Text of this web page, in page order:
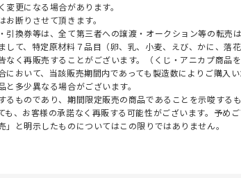
更になる場合があります。
断りさせて頂きます。
換券等は、全て第三者への譲渡・オークション等の転売は
て、特定原材料７品目（卵、乳、小麦、えび、かに、落
く再販売することがございます。（くじ・アニカプ商品を
おいて、当該販売期間内であっても製造数によりご購入い
多少異なる場合がございます。
ものであり、期間限定販売の商品であることを示唆するも
、お客様の承諾なく再販する可能性がございます。予めご
と明示したものについてはこの限りではありません。